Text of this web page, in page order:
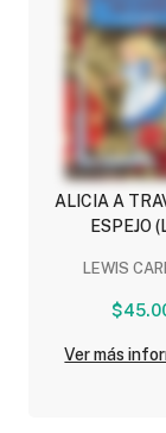
ALICIA A
ESPEJO
LEWIS
Ver más